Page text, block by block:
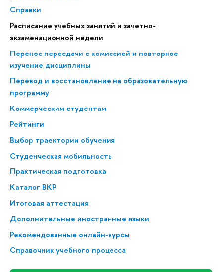
Справки
Расписание учебных занятий и зачетно-
экзаменационной недели
Перенос пересдачи с комиссией и повторное
изучение дисциплины
Перевод и восстановление на образовательную
программу
Коммерческим студентам
Рейтинги
Выбор траектории обучения
Студенческая мобильность
Практическая подготовка
Каталог ВКР
Итоговая аттестация
Дополнительные иностранные языки
Рекомендованные онлайн-курсы
Справочник учебного процесса